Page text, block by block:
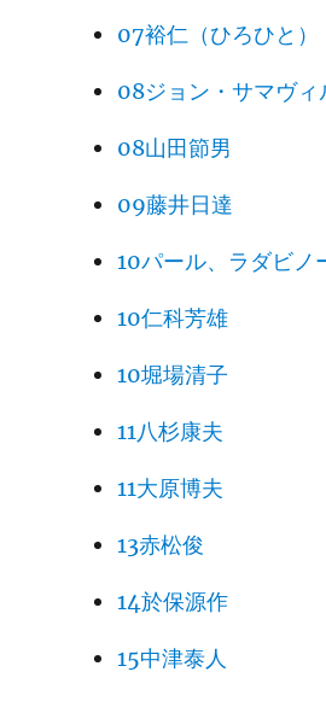
07裕仁（ひろひと）
08ジョン・サマヴィ
08山田節男
09藤井日達
10パール、ラダビノ
10仁科芳雄
10堀場清子
11八杉康夫
11大原博夫
13赤松俊
14於保源作
15中津泰人